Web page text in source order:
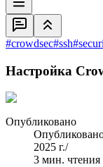
#crowdsec#ssh#
Настройка
Опубликовано
2025 г./
3 мин. чтения